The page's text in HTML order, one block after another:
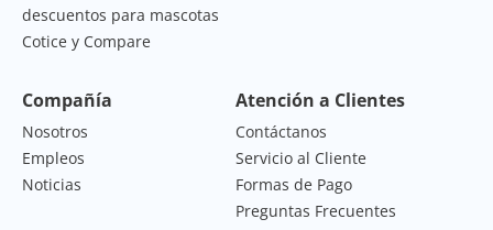
descuentos para mascotas
Cotice y Compare
Compañía
Nosotros
Empleos
Noticias
Atención a Clientes
Contáctanos
Servicio al Cliente
Formas de Pago
Preguntas Frecuentes